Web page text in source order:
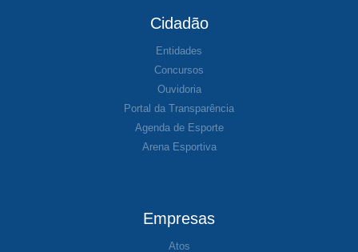
Cidadão
Entidades
Concursos
Ouvidoria
Portal da Transparência
Agenda de Esporte
Arena Esportiva
Empresas
Atos